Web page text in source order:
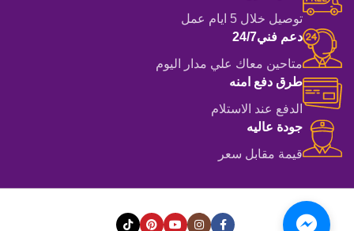
توصيل خلال 5 ايام عمل
دعم فني24/7
متاحين معاك علي مدار اليوم
طرق دفع امنه
الدفع عند الاستلام
جودة عاليه
قيمة مقابل سعر